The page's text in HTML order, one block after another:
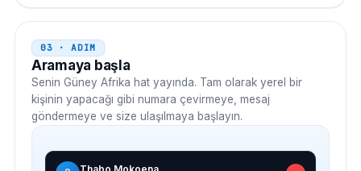
03 · ADIM
Aramaya başla
Senin Güney Afrika hat yayında. Tam olarak yerel bir
kişinin yapacağı gibi numara çevirmeye, mesaj
göndermeye ve size ulaşılmaya başlayın.